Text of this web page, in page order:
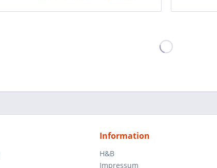
Information
H&B
Impressum